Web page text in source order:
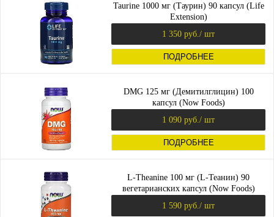
Taurine 1000 мг (Таурин) 90 капсул (Life
Extension)
1 350 руб. / шт
ПОДРОБНЕЕ
DMG 125 мг (Демитилглицин) 100
капсул (Now Foods)
1 090 руб. / шт
ПОДРОБНЕЕ
L-Theanine 100 мг (L-Теанин) 90
вегетарианских капсул (Now Foods)
1 590 руб. / шт